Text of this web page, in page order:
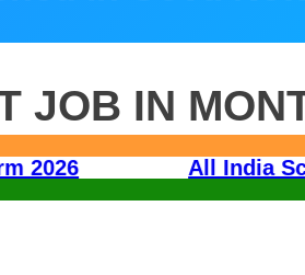
JOB IN
Online Form 2026